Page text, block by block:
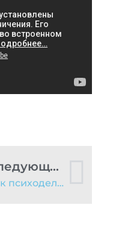
Следующий пост
Как психоделики спасают жизнь